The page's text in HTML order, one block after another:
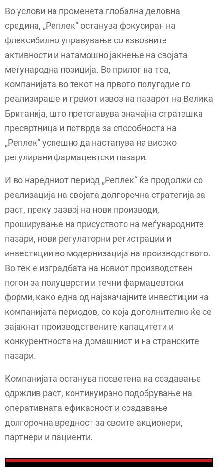
Во услови на променета глобална деловна
средина, „Реплек“ останува фокусиран на
флексибилно управување со извозните
активности и натамошно јакнење на својата
меѓународна позиција. Во прилог на тоа,
компанијата во текот на првото полугодие го
реализираше и првиот извоз на пазарот на Велика
Британија, што претставува значајна стратешка
пресвртница и потврда за способноста на
„Реплек“ успешно да настапува на високо
регулирани фармацевтски пазари.
И во наредниот период „Реплек“ ќе продолжи со
реализација на својата долгорочна стратегија за
раст, преку развој на нови производи,
проширување на присуството на меѓународните
пазари, нови регулаторни регистрации и
инвестиции во модернизација на производството.
Во тек е изградбата на новиот производствен
погон за полуцврсти и течни фармацевтски
форми, како една од најзначајните инвестиции на
компанијата периодов, со која дополнително ќе се
зајакнат производствените капацитети и
конкурентноста на домашниот и на странските
пазари.
Компанијата останува посветена на создавање
одржлив раст, континуирано подобрување на
оперативната ефикасност и создавање
долгорочна вредност за своите акционери,
партнери и пациенти.